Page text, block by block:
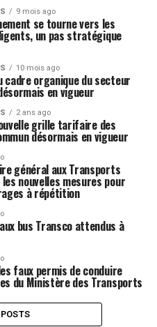
9 mois ago
se tourne vers les
un pas stratégique
10 mois ago
cadre organique du secteur
en vigueur
2 ans ago
grille tarifaire des
désormais en vigueur
général aux Transports
nouvelles mesures pour
à répétition
bus Transco attendus à
faux permis de conduire
du Ministère des Transports